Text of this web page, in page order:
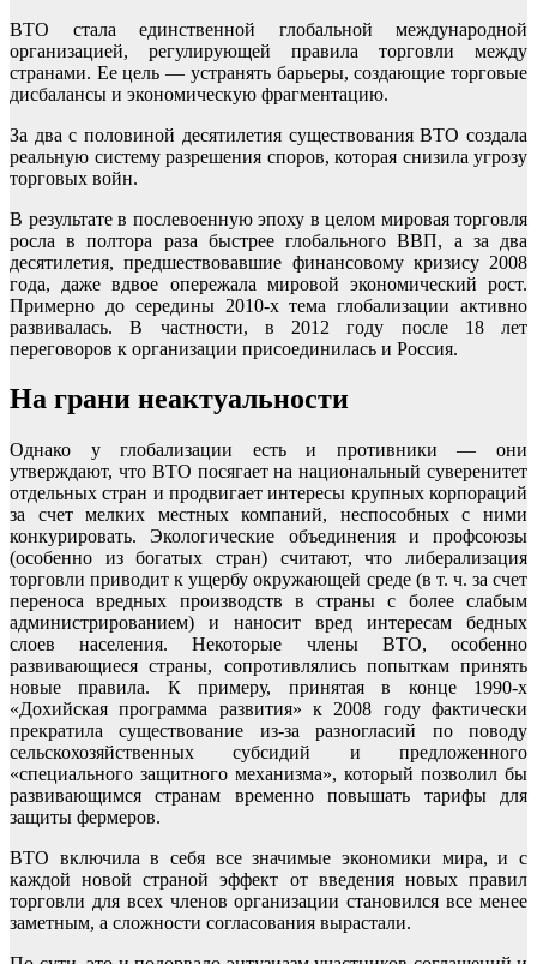
ВТО стала единственной глобальной международной
организацией, регулирующей правила торговли между
странами. Ее цель — устранять барьеры, создающие торговые
дисбалансы и экономическую фрагментацию.
За два с половиной десятилетия существования ВТО создала
реальную систему разрешения споров, которая снизила угрозу
торговых войн.
В результате в послевоенную эпоху в целом мировая торговля
росла в полтора раза быстрее глобального ВВП, а за два
десятилетия, предшествовавшие финансовому кризису 2008
года, даже вдвое опережала мировой экономический рост.
Примерно до середины 2010-х тема глобализации активно
развивалась. В частности, в 2012 году после 18 лет
переговоров к организации присоединилась и Россия.
На грани неактуальности
Однако у глобализации есть и противники — они
утверждают, что ВТО посягает на национальный суверенитет
отдельных стран и продвигает интересы крупных корпораций
за счет мелких местных компаний, неспособных с ними
конкурировать. Экологические объединения и профсоюзы
(особенно из богатых стран) считают, что либерализация
торговли приводит к ущербу окружающей среде (в т. ч. за счет
переноса вредных производств в страны с более слабым
администрированием) и наносит вред интересам бедных
слоев населения. Некоторые члены ВТО, особенно
развивающиеся страны, сопротивлялись попыткам принять
новые правила. К примеру, принятая в конце 1990-х
«Дохийская программа развития» к 2008 году фактически
прекратила существование из-за разногласий по поводу
сельскохозяйственных субсидий и предложенного
«специального защитного механизма», который позволил бы
развивающимся странам временно повышать тарифы для
защиты фермеров.
ВТО включила в себя все значимые экономики мира, и с
каждой новой страной эффект от введения новых правил
торговли для всех членов организации становился все менее
заметным, а сложности согласования вырастали.